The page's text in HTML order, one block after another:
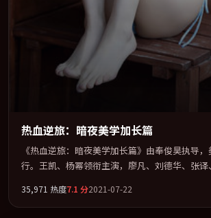
热血逆旅：暗夜美学加长篇
《热血逆旅：暗夜美学加长篇》由奉俊昊执导
行。王凯、杨幂领衔主演，廖凡、刘德华、张
为骨架，在叙事、表演与视听上力求统一。定于
院线及主流平台同步亮相，2021 年度话题片中
35,971 热度7.1 分2021-07-22